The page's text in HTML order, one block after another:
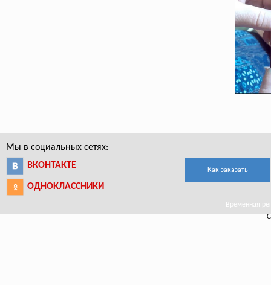
Мы в социальных сетях:
ВКОНТАКТЕ
ОДНОКЛАССНИКИ
Как заказать
Временная